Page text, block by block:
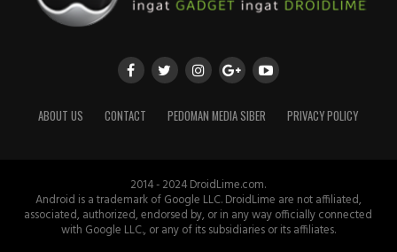
ABOUT US CONTACT PEDOMAN MEDIA SIBER PRIVACY POLICY
2014 - 2024 DroidLime.com.
Android is a trademark of Google LLC. DroidLime are not affiliated,
associated, authorized, endorsed by, or in any way officially connected
with Google LLC., or any of its subsidiaries or its affiliates.